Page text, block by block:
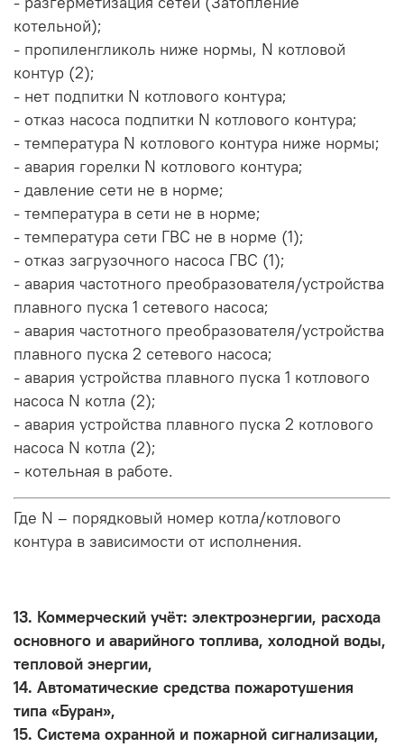
котельной);
- пропиленгликоль ниже нормы, N котловой
контур (2);
- нет подпитки N котлового контура;
- отказ насоса подпитки N котлового контура;
- температура N котлового контура ниже нормы;
- авария горелки N котлового контура;
- давление сети не в норме;
- температура в сети не в норме;
- температура сети ГВС не в норме (1);
- отказ загрузочного насоса ГВС (1);
- авария частотного преобразователя/устройства
плавного пуска 1 сетевого насоса;
- авария частотного преобразователя/устройства
плавного пуска 2 сетевого насоса;
- авария устройства плавного пуска 1 котлового
насоса N котла (2);
- авария устройства плавного пуска 2 котлового
насоса N котла (2);
- котельная в работе.
Где N – порядковый номер котла/котлового
контура в зависимости от исполнения.
13. Коммерческий учёт: электроэнергии, расхода
основного и аварийного топлива, холодной воды,
тепловой энергии,
14. Автоматические средства пожаротушения
типа «Буран»,
15. Система охранной и пожарной сигнализации,